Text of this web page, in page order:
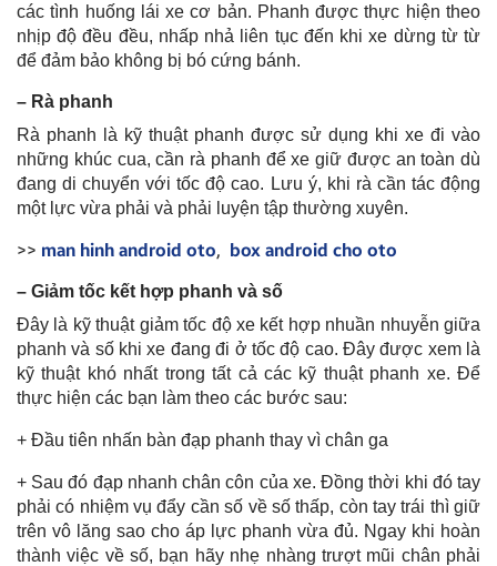
các tình huống lái xe cơ bản. Phanh được thực hiện theo
nhịp độ đều đều, nhấp nhả liên tục đến khi xe dừng từ từ
để đảm bảo không bị bó cứng bánh.
– Rà phanh
Rà phanh là kỹ thuật phanh được sử dụng khi xe đi vào
những khúc cua, cần rà phanh để xe giữ được an toàn dù
đang di chuyển với tốc độ cao. Lưu ý, khi rà cần tác động
một lực vừa phải và phải luyện tập thường xuyên.
>> man hinh android oto, box android cho oto
– Giảm tốc kết hợp phanh và số
Đây là kỹ thuật giảm tốc độ xe kết hợp nhuần nhuyễn giữa
phanh và số khi xe đang đi ở tốc độ cao. Đây được xem là
kỹ thuật khó nhất trong tất cả các kỹ thuật phanh xe. Để
thực hiện các bạn làm theo các bước sau:
+ Đầu tiên nhấn bàn đạp phanh thay vì chân ga
+ Sau đó đạp nhanh chân côn của xe. Đồng thời khi đó tay
phải có nhiệm vụ đẩy cần số về số thấp, còn tay trái thì giữ
trên vô lăng sao cho áp lực phanh vừa đủ. Ngay khi hoàn
thành việc về số, bạn hãy nhẹ nhàng trượt mũi chân phải